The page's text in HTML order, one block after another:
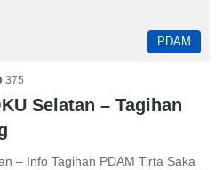
PDAM
375
Selatan – Tagihan
– Info Tagihan PDAM Tirta Saka